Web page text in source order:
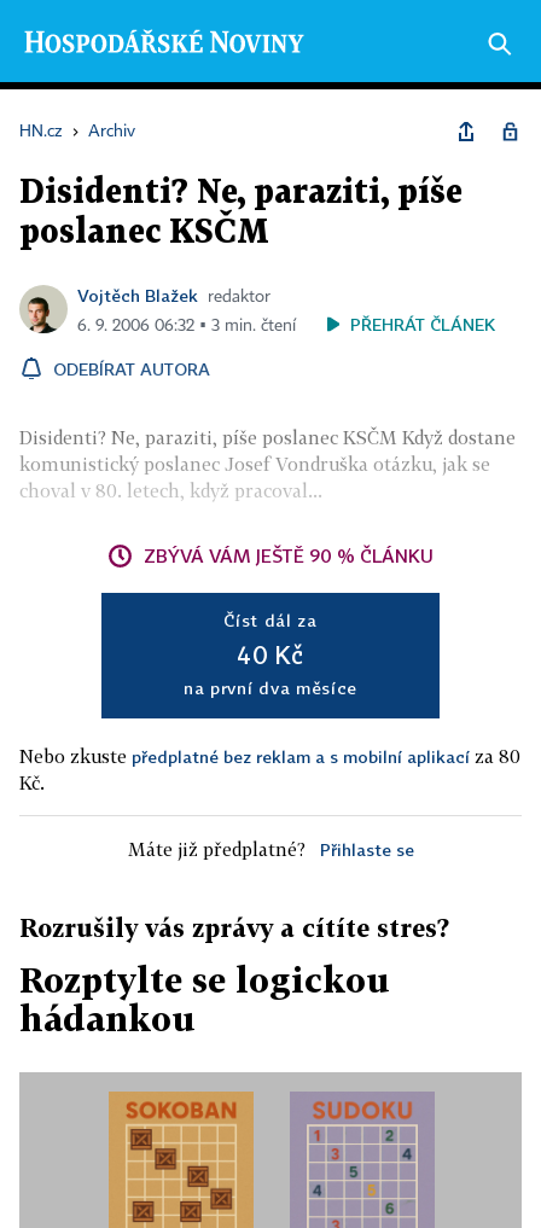
HN.cz › Archiv
Disidenti? Ne, paraziti, píše
poslanec KSČM
Vojtěch Blažek
redaktor
6. 9. 2006 06:32 ▪ 3 min. čtení
PŘEHRÁT ČLÁNEK
ODEBÍRAT AUTORA
Disidenti? Ne, paraziti, píše poslanec KSČM Když dostane
komunistický poslanec Josef Vondruška otázku, jak se
choval v 80. letech, když pracoval...
ZBÝVÁ VÁM JEŠTĚ 90 % ČLÁNKU
Číst dál za
40 Kč
na první dva měsíce
Nebo zkuste předplatné bez reklam a s mobilní aplikací za 80
Kč.
Máte již předplatné? Přihlaste se
Rozrušily vás zprávy a cítíte stres?
Rozptylte se logickou
hádankou